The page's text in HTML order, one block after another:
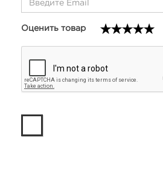
Оценить товар